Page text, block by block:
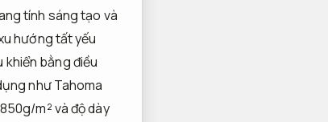
tính sáng tạo và
hướng tất yếu
khiển bằng điều
như Tahoma
m² và độ dày